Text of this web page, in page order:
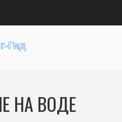
НА ВОДЕ